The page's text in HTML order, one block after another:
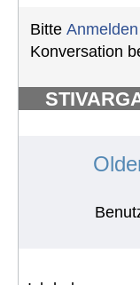
Bitte Anmelden
Konversation